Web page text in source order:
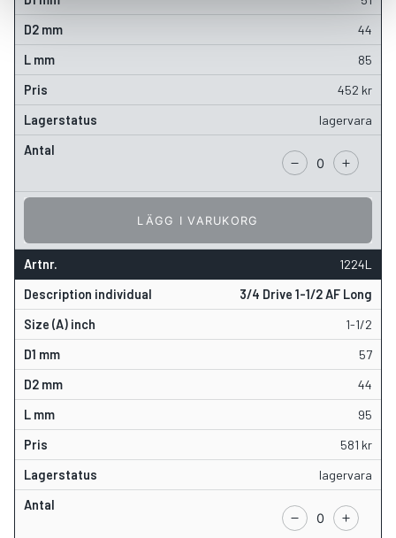
44
85
452 kr
lagervara
LÄGG I VARUKORG
1224L
3/4 Drive 1-1/2 AF Long
1-1/2
57
44
95
581 kr
lagervara